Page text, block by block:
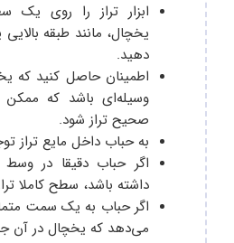
ابزار تراز را روی
یخچال، مانند طبقه
دهید.
اطمینان حاصل کنید که
وسیله‌ای باشد که ممکن
صحیح تراز شود.
به حباب داخل مایع تراز
اگر حباب دقیقا در
داشته باشد، سطح کاملا
اگر حباب به یک سمت
می‌دهد که یخچال در آن